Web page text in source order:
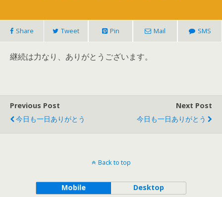
Share Tweet Pin Mail SMS
継続は力なり、ありがとうございます。
Previous Post
今日も一日ありがとう
Next Post
今日も一日ありがとう
Back to top
Mobile Desktop